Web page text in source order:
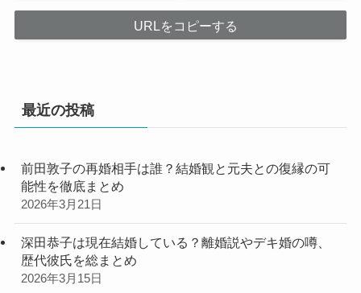
URLをコピーする
最近の投稿
前田敦子の再婚相手は誰？結婚観と元夫との復縁の可
能性を徹底まとめ
2026年3月21日
深田恭子は現在結婚している？離婚説やデキ婚の噂、
歴代彼氏を総まとめ
2026年3月15日